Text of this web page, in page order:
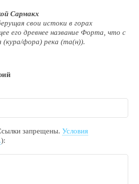
Сармакх
свои истоки в горах
его древнее название Форта, что с
(кура/фора) река (та(н)).
запрещены.Условия
):